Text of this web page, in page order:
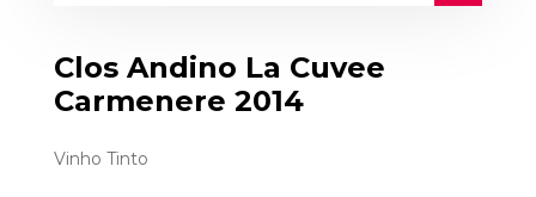
Clos Andino La Cuvee
Carmenere 2014
Vinho Tinto